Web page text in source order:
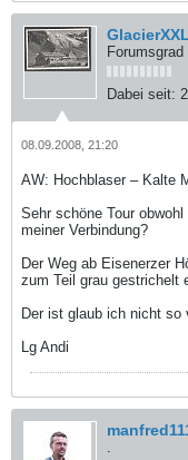
GlacierXXL
Forumsgrad
Dabei seit:
08.09.2008, 21:20
AW: Hochblaser – Kalte
Sehr schöne Tour
meiner Verbindung?
Der Weg ab Eisenerzer
zum Teil grau gestrichelt
Der ist glaub ich nicht so
Lg Andi
.